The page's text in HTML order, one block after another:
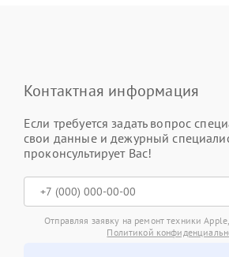
Контактная информация
Если требуется задать вопрос
свои данные и дежурный
проконсультирует Вас!
Отправляя заявку на ремонт техники
Политикой